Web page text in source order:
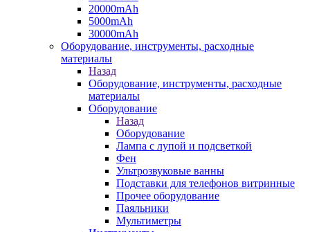
20000mAh
5000mAh
30000mAh
Оборудование, инструменты, расходные
материалы
Назад
Оборудование, инструменты, расходные
материалы
Оборудование
Назад
Оборудование
Лампа с лупой и подсветкой
Фен
Ультрозвуковые ванны
Подставки для телефонов витринные
Прочее оборудование
Паяльники
Мультиметры